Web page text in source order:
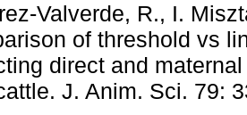
Valverde, R., I.
of threshold vs
direct and
J. Anim. Sci. 79: